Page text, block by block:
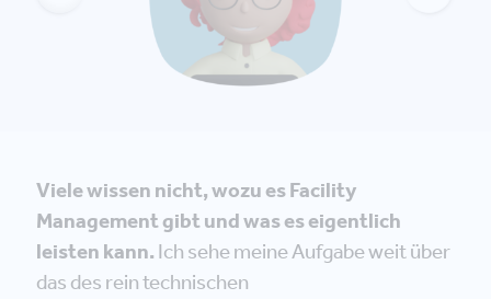
Viele wissen nicht, wozu es Facility
Management gibt und was es eigentlich
leisten kann. Ich sehe meine Aufgabe weit über
das des rein technischen